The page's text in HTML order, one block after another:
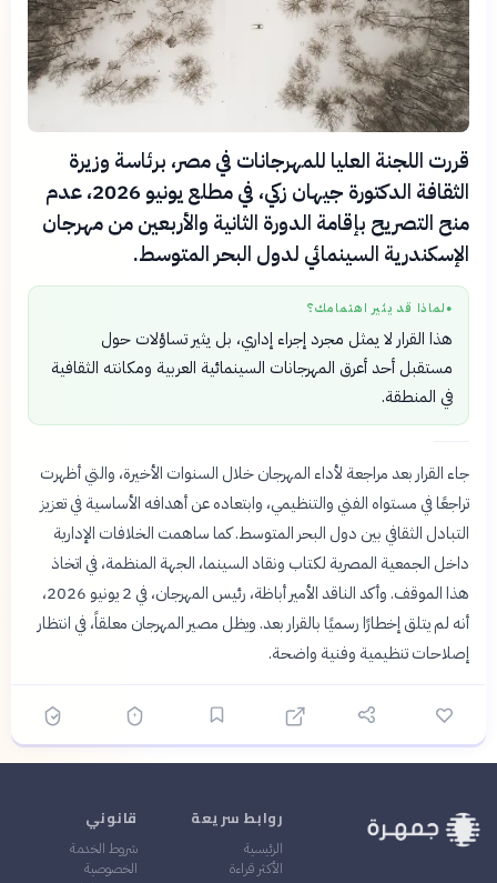
قررت اللجنة العليا للمهرجانات في مصر، برئاسة وزيرة
الثقافة الدكتورة جيهان زكي، في مطلع يونيو 2026، عدم
منح التصريح بإقامة الدورة الثانية والأربعين من مهرجان
الإسكندرية السينمائي لدول البحر المتوسط.
● لماذا قد يثير اهتمامك؟
هذا القرار لا يمثل مجرد إجراء إداري، بل يثير تساؤلات حول
مستقبل أحد أعرق المهرجانات السينمائية العربية ومكانته الثقافية
في المنطقة.
جاء القرار بعد مراجعة لأداء المهرجان خلال السنوات الأخيرة، والتي أظهرت
تراجعًا في مستواه الفني والتنظيمي، وابتعاده عن أهدافه الأساسية في تعزيز
التبادل الثقافي بين دول البحر المتوسط. كما ساهمت الخلافات الإدارية
داخل الجمعية المصرية لكتاب ونقاد السينما، الجهة المنظمة، في اتخاذ
هذا الموقف. وأكد الناقد الأمير أباظة، رئيس المهرجان، في 2 يونيو 2026،
أنه لم يتلق إخطارًا رسميًا بالقرار بعد. ويظل مصير المهرجان معلقاً، في انتظار
إصلاحات تنظيمية وفنية واضحة.
روابط سريعة
الرئيسية
الأكثر قراءة
قانوني
شروط الخدمة
الخصوصية